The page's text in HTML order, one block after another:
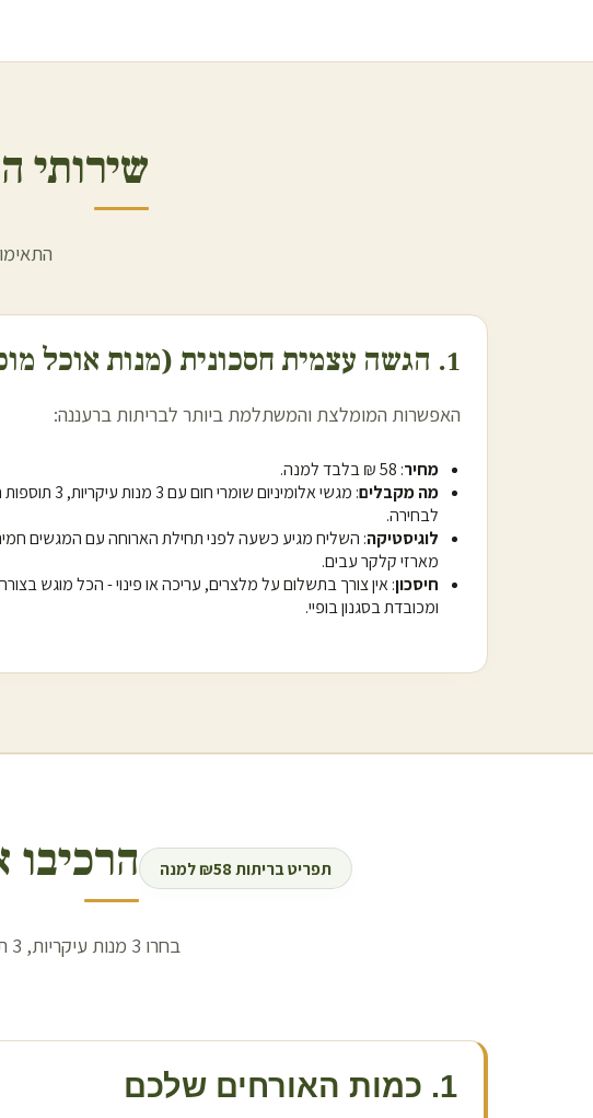
שירותי
1. הגשה עצמית חסכונית (מנות אוכל מוכן)
האפשרות המומלצת והמשתלמת ביותר לבריתות ברעננה:
מחיר: 58 ₪ בלבד למנה.
מה מקבלים
לבחירה.
לוגיסטיקה: השליח מגיע כשעה לפני תחילת הארוחה עם המגשים
מארזי קלקר עבים.
חיסכון: אין צורך בתשלום על מלצרים, עריכה או פינוי - הכל מוגש
ומכובדת בסגנון בופיי.
תפריט בריתות ₪58 למנה
1. כמות האורחים שלכם